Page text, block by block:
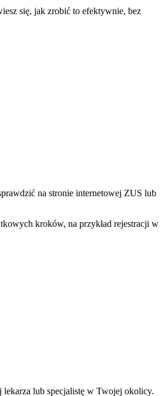
się, jak zrobić to efektywnie, bez
na stronie internetowej ZUS lub
kroków, na przykład rejestracji w
lekarza lub specjalistę w Twojej okolicy.